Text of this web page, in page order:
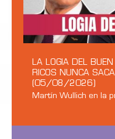
LA LOGIA DEL
RICOS NUNCA
(05/08/2026)
Martín Wullich en la